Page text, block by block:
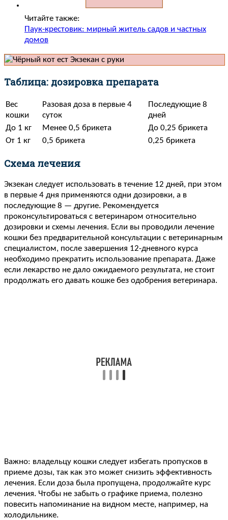
Читайте также:
Паук-крестовик: мирный житель садов и частных
домов
Таблица: дозировка препарата
Вес
кошки
Разовая доза в первые 4
суток
Последующие 8
дней
До 1 кг
Менее 0,5 брикета
До 0,25 брикета
От 1 кг
0,5 брикета 0,25 брикета
Схема лечения
Экзекан следует использовать в течение 12 дней, при этом
в первые 4 дня применяются одни дозировки, а в
последующие 8 — другие. Рекомендуется
проконсультироваться с ветеринаром относительно
дозировки и схемы лечения. Если вы проводили лечение
кошки без предварительной консультации с ветеринарным
специалистом, после завершения 12-дневного курса
необходимо прекратить использование препарата. Даже
если лекарство не дало ожидаемого результата, не стоит
продолжать его давать кошке без одобрения ветеринара.
Важно: владельцу кошки следует избегать пропусков в
приеме дозы, так как это может снизить эффективность
лечения. Если доза была пропущена, продолжайте курс
лечения. Чтобы не забыть о графике приема, полезно
повесить напоминание на видном месте, например, на
холодильнике.